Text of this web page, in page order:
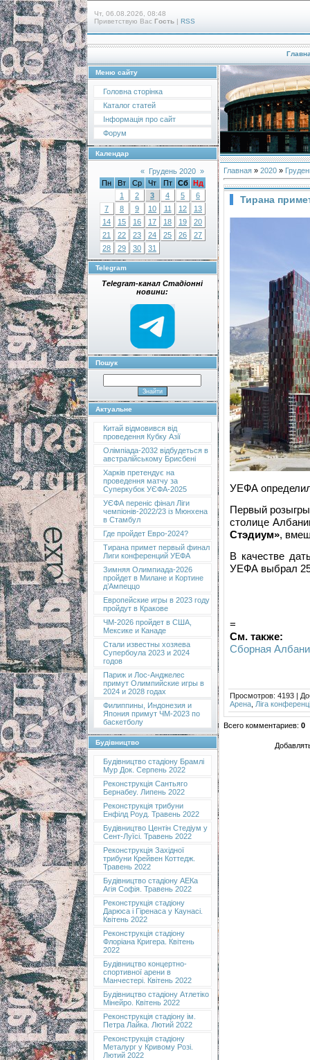
Чт, 06.08.2026, 08:48
Приветствую Вас Гость| RSS
Меню сайту
Головна сторінка
Каталог статей
Інформація про сайт
Форум
Календар
« Грудень 2020 »
Пн
Вт Ср Чт Пт Сб
Нд
1
2 3 4 5
6
7
8 9 10 11 12
13
14
15 16 17 18 19
20
21
22 23 24 25 26
27
28
29 30 31
Telegram
Telegram-канал Стадіонні
новини:
Пошук
Актуальне
Китай відмовився від
проведення Кубку Азії
Олімпіада-2032 відбудеться в
австралійському Брисбені
Харків претендує на
проведення матчу за
Суперкубок УЄФА-2025
УЄФА переніс фінал Ліги
чемпіонів-2022/23 із Мюнхена
в Стамбул
Где пройдет Евро-2024?
Тирана примет первый финал
Лиги конференций УЕФА
Зимняя Олимпиада-2026
пройдет в Милане и Кортине
д’Ампеццо
Европейские игры в 2023 году
пройдут в Кракове
ЧМ-2026 пройдет в США,
Мексике и Канаде
Стали известны хозяева
Супербоула 2023 и 2024
годов
Париж и Лос-Анджелес
примут Олимпийские игры в
2024 и 2028 годах
Филиппины, Индонезия и
Япония примут ЧМ-2023 по
баскетболу
Будівництво
Будівництво стадіону Брамлі
Мур Док. Серпень 2022
Реконструкція Сантьяго
Бернабеу. Липень 2022
Реконструкція трибуни
Енфілд Роуд. Травень 2022
Будівництво Центін Стедіум у
Сент-Луїсі. Травень 2022
Реконструкція Західної
трибуни Крейвен Коттедж.
Травень 2022
Будівництво стадіону АЕКа
Агія Софія. Травень 2022
Реконструкція стадіону
Дарюса і Гіренаса у Каунасі.
Квітень 2022
Реконструкція стадіону
Флоріана Кригера. Квітень
2022
Будівництво концертно-
спортивної арени в
Манчестері. Квітень 2022
Будівництво стадіону Атлетіко
Мінейро. Квітень 2022
Реконструкція стадіону ім.
Петра Лайка. Лютий 2022
Реконструкція стадіону
Металург у Кривому Розі.
Лютий 2022
Главная» 2020 »
Тирана
УЕФА
Первый
столице
Стэдиум»,
В качестве
УЕФА выбрал 25
=
См. также:
Сборная
Просмотров: 4193 |
Арена, Ліга
Всего комментариев: 0